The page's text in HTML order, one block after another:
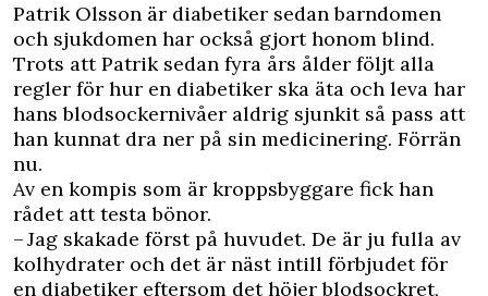
Patrik Olsson är diabetiker sedan barndomen
och sjukdomen har också gjort honom blind.
Trots att Patrik sedan fyra års ålder följt alla
regler för hur en diabetiker ska äta och leva har
hans blodsockernivåer aldrig sjunkit så pass att
han kunnat dra ner på sin medicinering. Förrän
nu.
Av en kompis som är kroppsbyggare fick han
rådet att testa bönor.
– Jag skakade först på huvudet. De är ju fulla av
kolhydrater och det är näst intill förbjudet för
en diabetiker eftersom det höjer blodsockret,